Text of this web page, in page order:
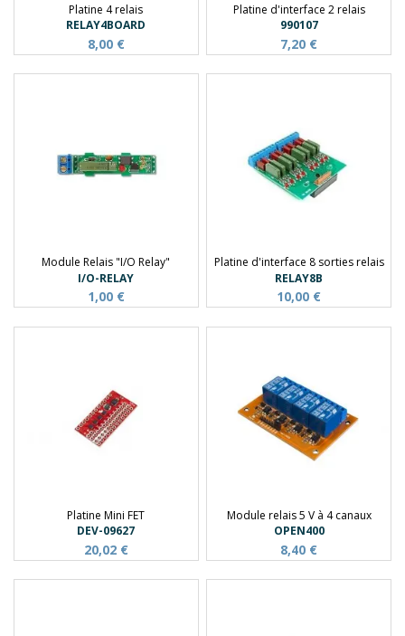
Platine 4 relais
RELAY4BOARD
8,00 €
Platine d'interface 2 relais
990107
7,20 €
Module Relais "I/O Relay"
I/O-RELAY
1,00 €
Platine d'interface 8 sorties relais
RELAY8B
10,00 €
Platine Mini FET
DEV-09627
20,02 €
Module relais 5 V à 4 canaux
OPEN400
8,40 €